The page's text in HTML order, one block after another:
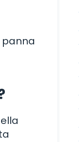
panna